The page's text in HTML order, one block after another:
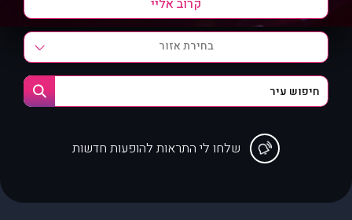
בחירת אזור
שלחו לי התראות להופעות חדשות